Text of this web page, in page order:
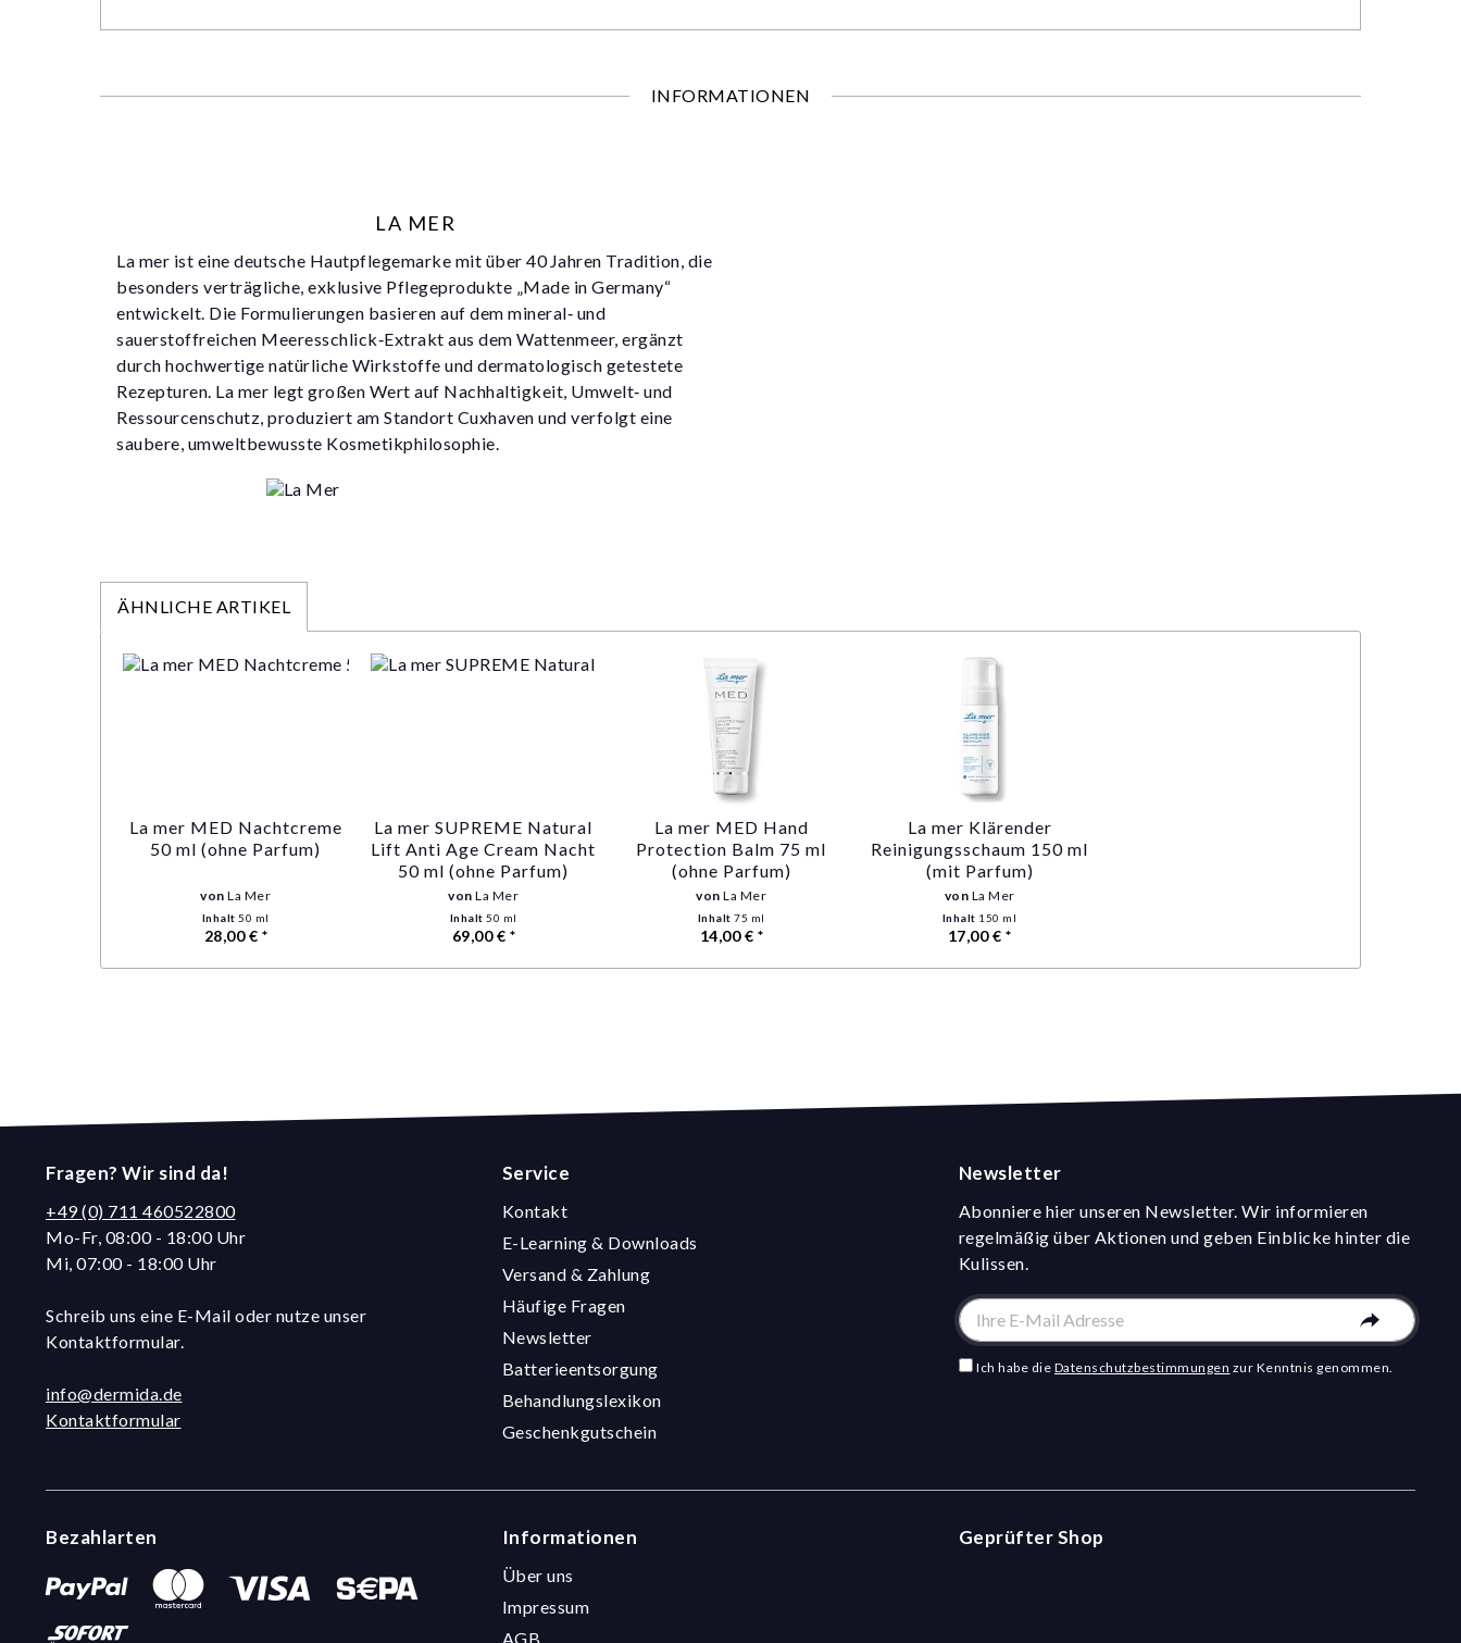
INFORMATIONEN
LA MER
La mer ist eine deutsche Hautpflegemarke mit über 40 Jahren Tradition, die
besonders verträgliche, exklusive Pflegeprodukte „Made in Germany“
entwickelt. Die Formulierungen basieren auf dem mineral‑ und
sauerstoffreichen Meeresschlick‑Extrakt aus dem Wattenmeer, ergänzt
durch hochwertige natürliche Wirkstoffe und dermatologisch getestete
Rezepturen. La mer legt großen Wert auf Nachhaltigkeit, Umwelt‑ und
Ressourcenschutz, produziert am Standort Cuxhaven und verfolgt eine
saubere, umweltbewusste Kosmetikphilosophie.
ÄHNLICHE ARTIKEL
La mer MED Nachtcreme
50 ml (ohne Parfum)
vonLa Mer
Inhalt50 ml
28,00 € *
La mer SUPREME Natural
Lift Anti Age Cream Nacht
50 ml (ohne Parfum)
vonLa Mer
Inhalt50 ml
69,00 € *
La mer MED Hand
Protection Balm 75 ml
(ohne Parfum)
vonLa Mer
Inhalt75 ml
14,00 € *
La mer Klärender
Reinigungsschaum 150 ml
(mit Parfum)
von La Mer
Inhalt 150 ml
17,00 € *
Fragen? Wir sind da!
+49 (0) 711 460522800
Mo-Fr, 08:00 - 18:00 Uhr
Mi, 07:00 - 18:00 Uhr
Schreib uns eine E-Mail oder nutze unser
Kontaktformular.
info@dermida.de
Kontaktformular
Service
Kontakt
E-Learning & Downloads
Versand & Zahlung
Häufige Fragen
Newsletter
Batterieentsorgung
Behandlungslexikon
Geschenkgutschein
Newsletter
Abonniere hier unseren Newsletter. Wir informieren
regelmäßig über Aktionen und geben Einblicke hinter die
Kulissen.
Ich habe die Datenschutzbestimmungen zur Kenntnis genommen.
Bezahlarten Informationen
Über uns
Impressum
AGB
Geprüfter Shop